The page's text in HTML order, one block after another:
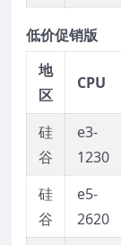
低价促销版
地
区
CPU
硅
谷
e3-
1230
硅
谷
e5-
2620